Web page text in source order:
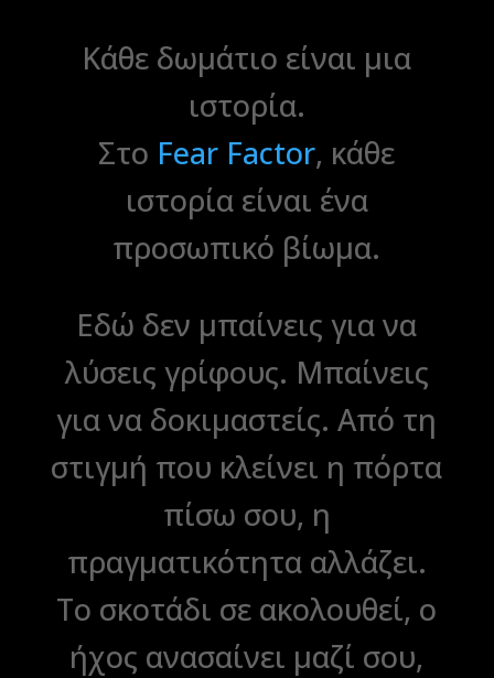
Κάθε δωμάτιο είναι μια
ιστορία.
Στο Fear Factor, κάθε
ιστορία είναι ένα
προσωπικό βίωμα.
Εδώ δεν μπαίνεις για να
λύσεις γρίφους. Μπαίνεις
για να δοκιμαστείς. Από τη
στιγμή που κλείνει η πόρτα
πίσω σου, η
πραγματικότητα αλλάζει.
Το σκοτάδι σε ακολουθεί, ο
ήχος ανασαίνει μαζί σου,